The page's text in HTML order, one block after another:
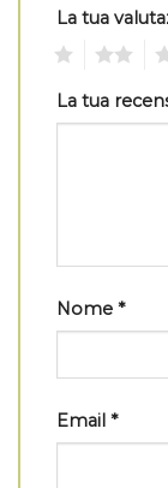
La tua
La tua
Nome *
Email *